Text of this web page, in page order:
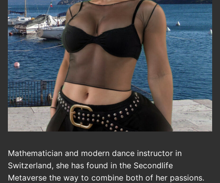
Mathematician and modern dance instructor in
Switzerland, she has found in the Secondlife
Metaverse the way to combine both of her passions.